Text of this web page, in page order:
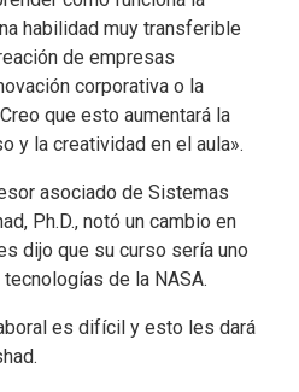
habilidad muy transferible
de empresas
corporativa o la
que esto aumentará la
y la creatividad en el aula».
asociado de Sistemas
Ph.D., notó un cambio en
dijo que su curso sería uno
de la NASA.
es difícil y esto les dará